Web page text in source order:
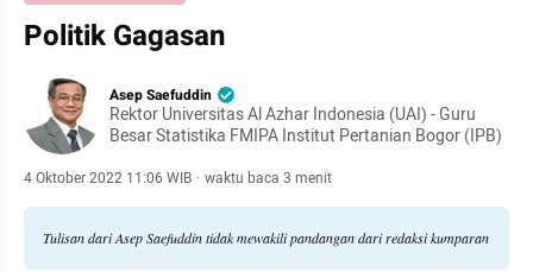
Politik Gagasan
Asep Saefuddin
Rektor Universitas Al Azhar Indonesia (UAI) - Guru
Besar Statistika FMIPA Institut Pertanian Bogor (IPB)
4 Oktober 2022 11:06 WIB · waktu baca 3 menit
Tulisan dari Asep Saefuddin tidak mewakili pandangan dari redaksi kumparan